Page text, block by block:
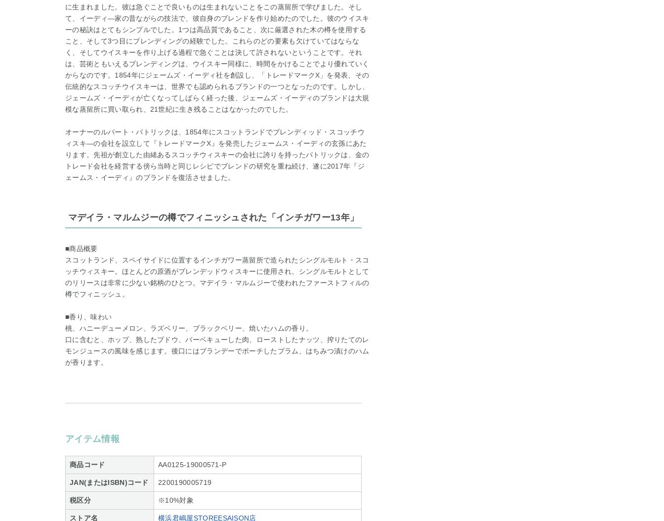
に生まれました。彼は急ぐことで良いものは生まれないことをこの蒸留所で学びました。そし
て、イーディ―家の昔ながらの技法で、彼自身のブレンドを作り始めたのでした。彼のウイスキ
ーの秘訣はとてもシンプルでした。1つは高品質であること、次に厳選された木の樽を使用する
こと、そして3つ目にブレンディングの経験でした。これらのどの要素も欠けていてはならな
く、そしてウイスキーを作り上げる過程で急ぐことは決して許されないということです。それ
は、芸術ともいえるブレンディングは、ウイスキー同様に、時間をかけることでより優れていく
からなのです。1854年にジェームズ・イーディ社を創設し、「トレードマークX」を発表、その
伝統的なスコッチウイスキーは、世界でも認められるブランドの一つとなったのです。しかし、
ジェームズ・イーディが亡くなってしばらく経った後、ジェームズ・イーディのブランドは大規
模な蒸留所に買い取られ、21世紀に生き残ることはなかったのでした。
オーナーのルパート・パトリックは、1854年にスコットランドでブレンディッド・スコッチウ
ィスキ―の会社を設立して『トレードマークX』を発売したジェームス・イーディの玄孫にあた
ります。先祖が創立した由緒あるスコッチウィスキーの会社に誇りを持ったパトリックは、金の
トレード会社を経営する傍ら当時と同じレシピでブレンドの研究を重ね続け、遂に2017年『ジ
ェームス・イーディ』のブランドを復活させました。
マデイラ・マルムジーの樽でフィニッシュされた「インチガワー13年」
■商品概要
スコットランド、スペイサイドに位置するインチガワー蒸留所で造られたシングルモルト・スコ
ッチウィスキー。ほとんどの原酒がブレンデッドウィスキーに使用され、シングルモルトとして
のリリースは非常に少ない銘柄のひとつ。マデイラ・マルムジーで使われたファーストフィルの
樽でフィニッシュ。
■香り、味わい
桃、ハニーデューメロン、ラズベリー、ブラックベリー、焼いたハムの香り。
口に含むと、ホップ、熟したブドウ、バーベキューした肉、ローストしたナッツ、搾りたてのレ
モンジュースの風味を感じます。後口にはブランデーでポーチしたプラム、はちみつ漬けのハム
が香ります。
アイテム情報
商品コード AA0125-19000571-P
JAN(またはISBN)コード 2200190005719
税区分 ※10%対象
ストア名 横浜君嶋屋STOREESAISON店